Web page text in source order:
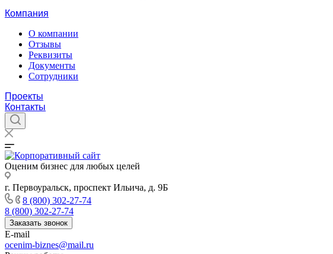
Компания
О компании
Отзывы
Реквизиты
Документы
Сотрудники
Проекты
Контакты
Оценим бизнес для любых целей
г. Первоуральск, проспект Ильича, д. 9Б
8 (800) 302-27-74
8 (800) 302-27-74
Заказать звонок
E-mail
ocenim-biznes@mail.ru